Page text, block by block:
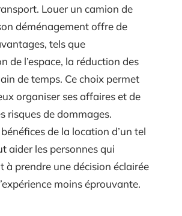
Louer un camion de
déménagement offre de
tels que
de l’espace, la réduction des
de temps. Ce choix permet
organiser ses affaires et de
risques de dommages.
de la location d’un tel
aider les personnes qui
à prendre une décision éclairée
moins éprouvante.